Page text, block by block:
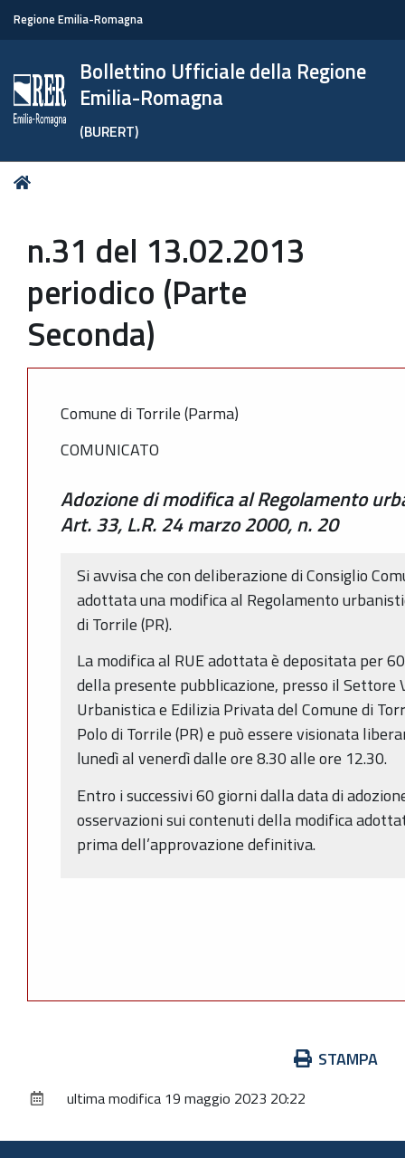
Regione Emilia-Romagna
Bollettino Ufficiale della Regione
Emilia-Romagna
(BURERT)
Tu
n.31 del 13.02.2013
periodico (Parte
Seconda)
Comune di Torrile (Parma)
COMUNICATO
Adozione di modifica al Regolamento
Art. 33, L.R. 24 marzo 2000, n. 20
Si avvisa che con deliberazione di Consiglio
adottata una modifica al Regolamento
di Torrile (PR).
La modifica al RUE adottata è depositata per
della presente pubblicazione, presso il
Urbanistica e Edilizia Privata del Comune di
Polo di Torrile (PR) e può essere visionata
lunedì al venerdì dalle ore 8.30 alle ore 12.30.
Entro i successivi 60 giorni dalla data di
osservazioni sui contenuti della modifica
prima dell’approvazione definitiva.
documento
STAMPA
ultima modifica 19 maggio 2023 20:22